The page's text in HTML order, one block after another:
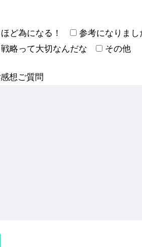
ど為になる！
参考になりまし
略って大切なんだな
その他
想ご質問